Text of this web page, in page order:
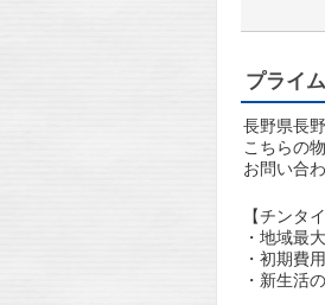
プライ
長野県長
こちらの
お問い合
【チンタ
・地域最
・初期費
・新生活